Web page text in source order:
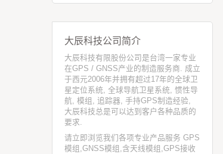
大辰科技公司简介
大辰科技有限股份公司是台湾一家专业
在GPS / GNSS产业的制造服务商. 成立
于西元2006年并拥有超过17年的全球卫
星定位系统, 全球导航卫星系统, 惯性导
航, 模组, 追踪器, 手持GPS制造经验,
大辰科技总是可以达到客户各种品质的
要求.
请立即浏览我们各项专业产品服务 GPS
模组,GNSS模组,含天线模组,GPS接收